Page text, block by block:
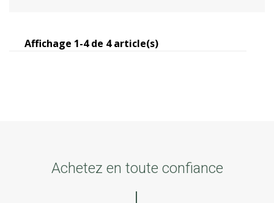
Acheter
Affichage 1-4 de 4 article(s)
Achetez en toute confiance